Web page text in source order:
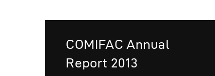
COMIFAC Annual
Report 2013